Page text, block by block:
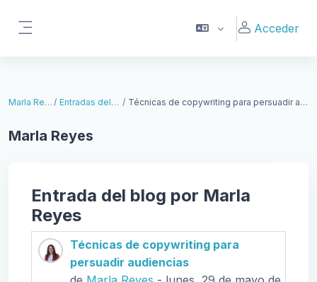
Acceder
Marla Reyes Entradas del blog Técnicas de copywriting para persuadir audiencias
Marla Reyes
Entrada del blog por Marla
Reyes
Técnicas de copywriting para
persuadir audiencias